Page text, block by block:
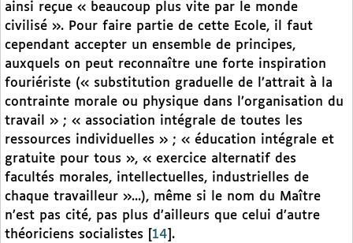
ainsi reçue « beaucoup plus vite par le monde
civilisé ». Pour faire partie de cette Ecole, il faut
cependant accepter un ensemble de principes,
auxquels on peut reconnaître une forte inspiration
fouriériste (« substitution graduelle de l’attrait à la
contrainte morale ou physique dans l’organisation du
travail » ; « association intégrale de toutes les
ressources individuelles » ; « éducation intégrale et
gratuite pour tous », « exercice alternatif des
facultés morales, intellectuelles, industrielles de
chaque travailleur »...), même si le nom du Maître
n’est pas cité, pas plus d’ailleurs que celui d’autre
théoriciens socialistes
14 .